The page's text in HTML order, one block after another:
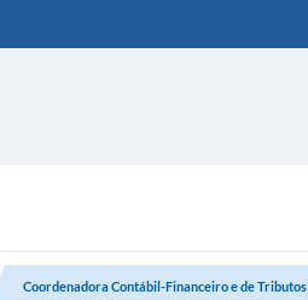
Coordenadora Contábil-Financeiro e de Tributos